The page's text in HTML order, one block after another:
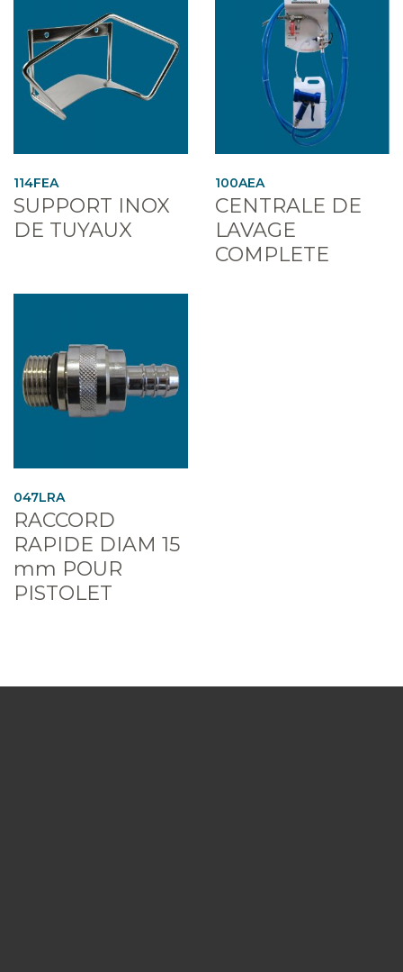
114FEA
SUPPORT INOX
DE TUYAUX
100AEA
CENTRALE DE
LAVAGE
COMPLETE
047LRA
RACCORD
RAPIDE DIAM 15
mm POUR
PISTOLET